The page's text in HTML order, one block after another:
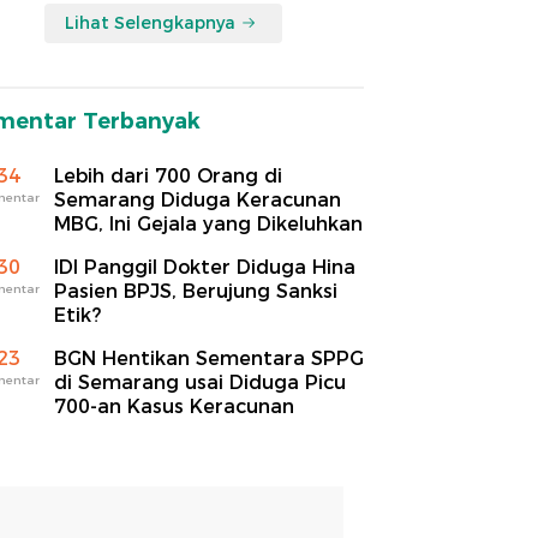
Lihat Selengkapnya
Terbanyak
Lebih dari 700 Orang di
Semarang Diduga Keracunan
MBG, Ini Gejala yang Dikeluhkan
IDI Panggil Dokter Diduga Hina
Pasien BPJS, Berujung Sanksi
Etik?
BGN Hentikan Sementara SPPG
di Semarang usai Diduga Picu
700-an Kasus Keracunan